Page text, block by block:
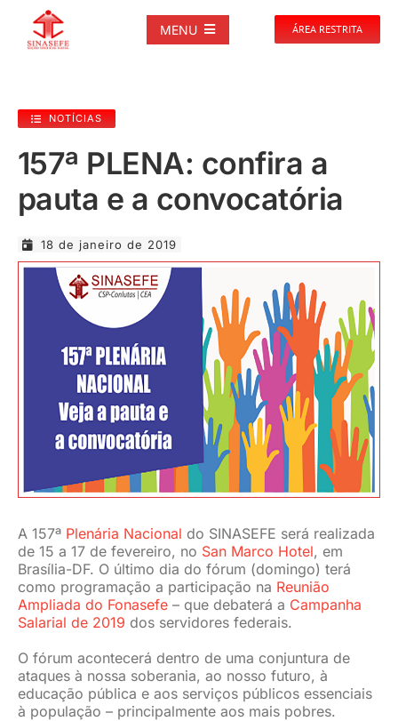
MENU
NOTÍCIAS
PUBLICAÇÕES
DOCUMENTOS
GALERIAS
EVENTOS
JURÍDICO
CLUBE
CONTATO
ÁREA RESTRITA
NOTÍCIAS
157ª PLENA: confira a
pauta e a convocatória
18 de janeiro de 2019
A 157ª Plenária Nacional do SINASEFE será realizada
de 15 a 17 de fevereiro, no San Marco Hotel, em
Brasília-DF. O último dia do fórum (domingo) terá
como programação a participação na Reunião
Ampliada do Fonasefe– que debaterá a Campanha
Salarial de 2019 dos servidores federais.
O fórum acontecerá dentro de uma conjuntura de
ataques à nossa soberania, ao nosso futuro, à
educação pública e aos serviços públicos essenciais
à população – principalmente aos mais pobres.